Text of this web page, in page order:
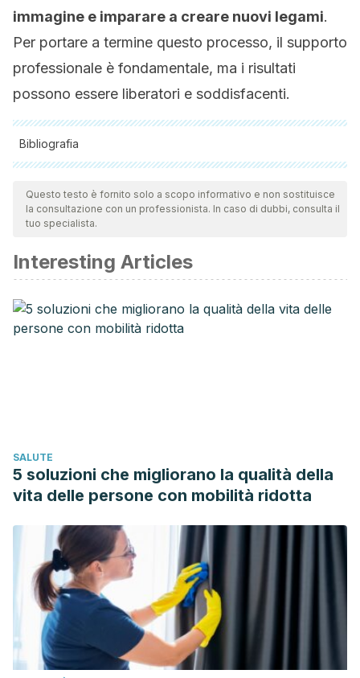
immagine e imparare a creare nuovi legami.
Per portare a termine questo processo, il supporto
professionale è fondamentale, ma i risultati
possono essere liberatori e soddisfacenti.
Bibliografia
Tutte le fonti citate sono state esaminate a fondo dal nostro
team per garantirne la qualità, l'affidabilità, l'attualità e la
validità. La bibliografia di questo articolo è stata considerata
Borda, M., Asuero, R., Avargues, M. L., Sánchez, M., del Río,
C., & Beato, L. (2019). Perceived parental rearing styles in
eating disorders.Revista Argentina de Clínica
Psicológica ,28(1), 12-21.
Questo testo è fornito solo a scopo informativo e non sostituisce
la consultazione con un professionista. In caso di dubbi, consulta il
tuo specialista.
Interesting Articles
SALUTE
5 soluzioni che migliorano la qualità della
vita delle persone con mobilità ridotta